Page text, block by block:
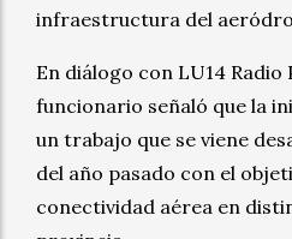
infraestructura del
En diálogo con LU14 Radio
funcionario señaló que la
un trabajo que se viene
del año pasado con el
conectividad aérea en